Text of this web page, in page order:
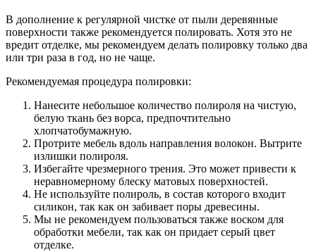
В дополнение к регулярной чистке от пыли деревянные
поверхности также рекомендуется полировать. Хотя это не
вредит отделке, мы рекомендуем делать полировку только два
или три раза в год, но не чаще.
Рекомендуемая процедура полировки:
Нанесите небольшое количество полироля на чистую,
белую ткань без ворса, предпочтительно
хлопчатобумажную.
Протрите мебель вдоль направления волокон. Вытрите
излишки полироля.
Избегайте чрезмерного трения. Это может привести к
неравномерному блеску матовых поверхностей.
Не используйте полироль, в состав которого входит
силикон, так как он забивает поры древесины.
Мы не рекомендуем пользоваться также воском для
обработки мебели, так как он придает серый цвет
отделке.